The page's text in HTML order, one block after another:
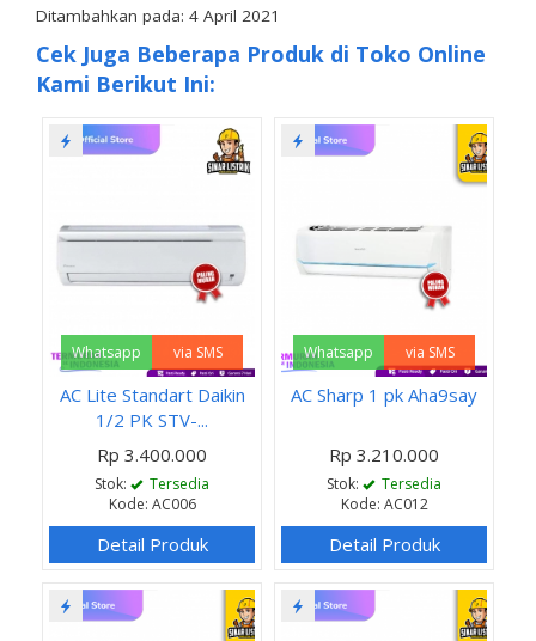
Ditambahkan pada: 4 April 2021
Cek Juga Beberapa Produk di Toko Online
Kami Berikut Ini:
Whatsapp via SMS
AC Lite Standart Daikin
1/2 PK STV-...
Rp 3.400.000
Stok:
Tersedia
Kode: AC006
Detail Produk
Whatsapp via SMS
AC Sharp 1 pk Aha9say
Rp 3.210.000
Stok:
Tersedia
Kode: AC012
Detail Produk